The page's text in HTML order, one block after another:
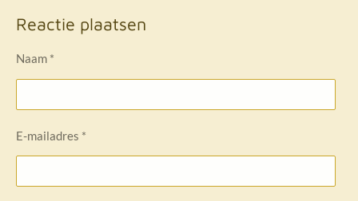
Reactie plaatsen
Naam *
E-mailadres *